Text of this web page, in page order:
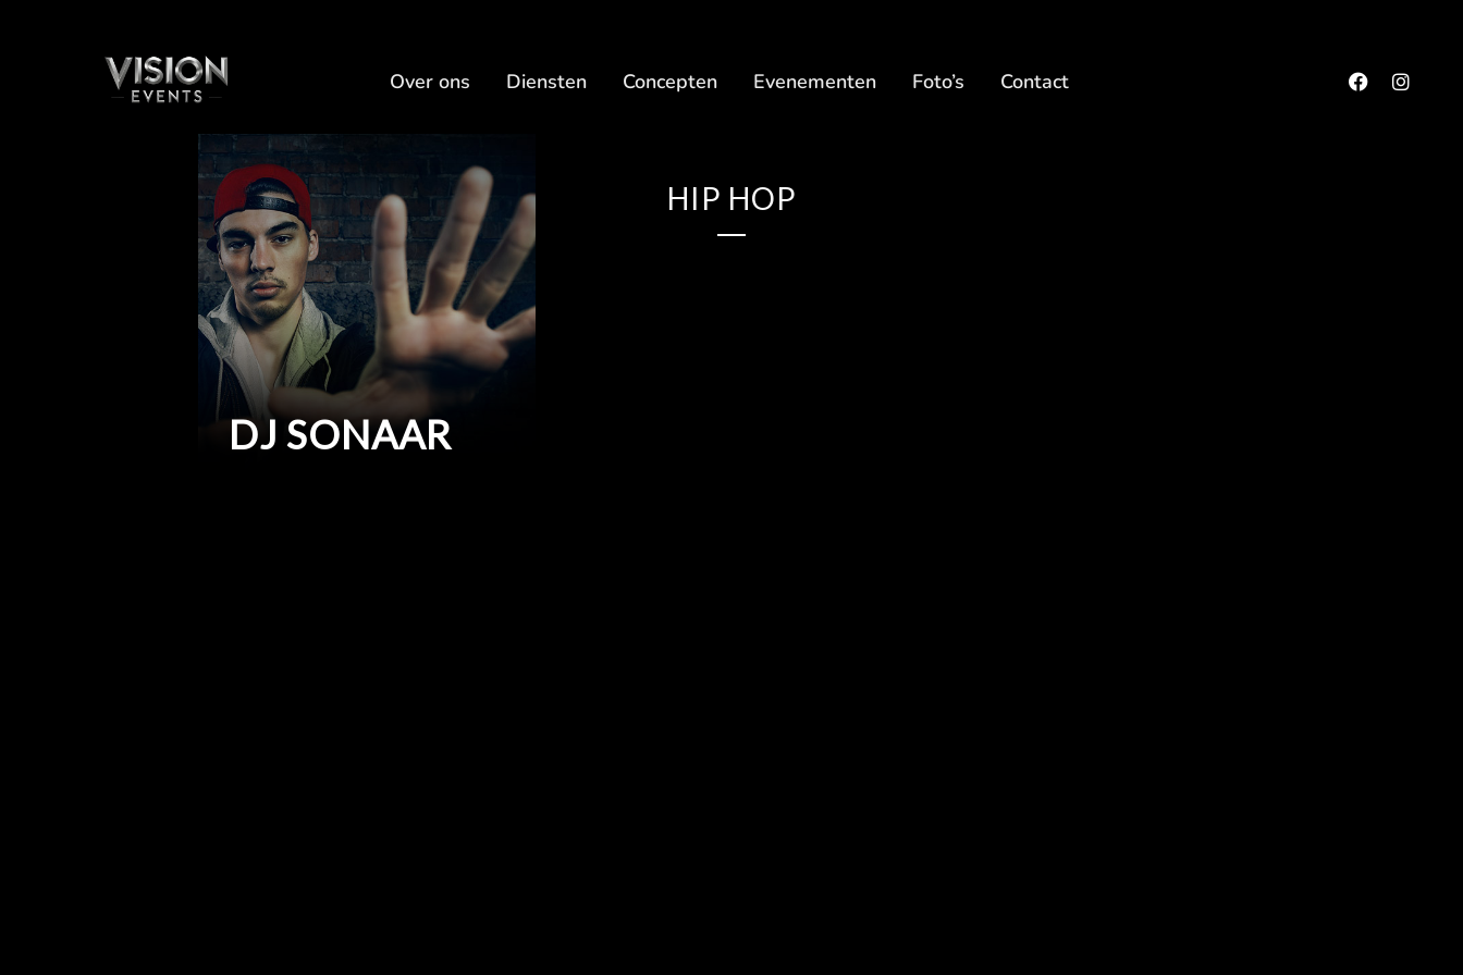
Over ons Diensten Concepten Evenementen Foto’s Contact
HIP HOP
DJ SONAAR